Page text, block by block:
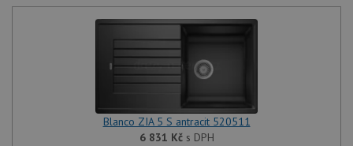
Blanco ZIA 5 S antracit 520511
6 831 Kčs DPH